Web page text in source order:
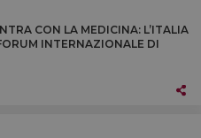
CON LA MEDICINA: L’ITALIA
INTERNAZIONALE DI